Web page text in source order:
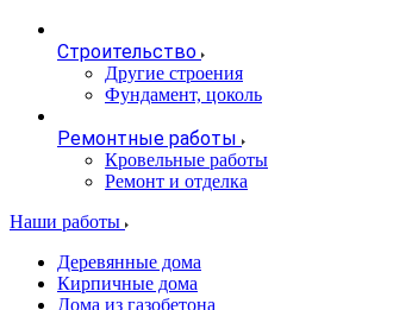
Строительство
Другие строения
Фундамент, цоколь
Ремонтные работы
Кровельные работы
Ремонт и отделка
Наши работы
Деревянные дома
Кирпичные дома
Дома из газобетона